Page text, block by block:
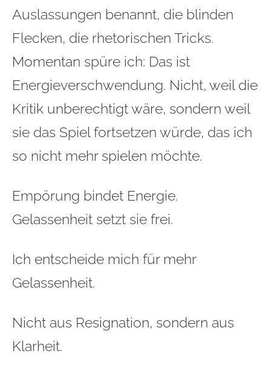
Auslassungen benannt, die blinden
Flecken, die rhetorischen Tricks.
Momentan spüre ich: Das ist
Energieverschwendung. Nicht, weil die
Kritik unberechtigt wäre, sondern weil
sie das Spiel fortsetzen würde, das ich
so nicht mehr spielen möchte.
Empörung bindet Energie.
Gelassenheit setzt sie frei.
Ich entscheide mich für mehr
Gelassenheit.
Nicht aus Resignation, sondern aus
Klarheit.